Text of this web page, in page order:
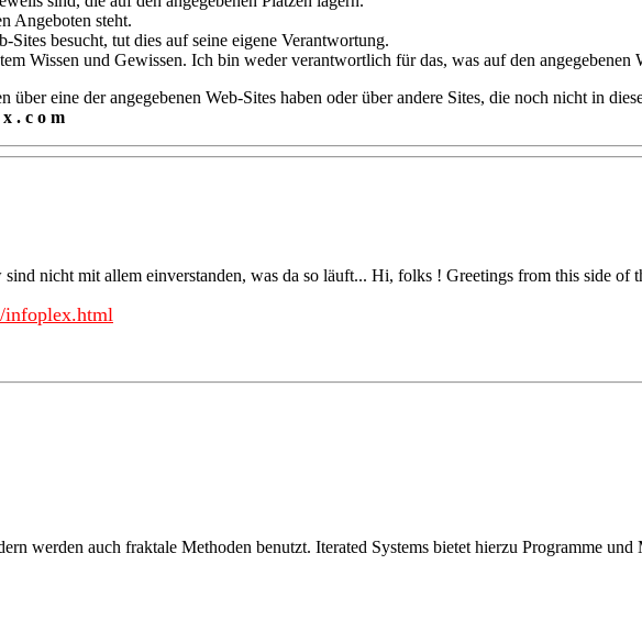
Angeboten steht.
Sites besucht, tut dies auf seine eigene Verantwortung.
Wissen und Gewissen. Ich bin weder verantwortlich für das, was auf den
eine der angegebenen Web-Sites haben oder über andere Sites, die noch nicht in
. c o m
nicht mit allem einverstanden, was da so läuft... Hi, folks ! Greetings from this side of
infoplex.html
werden auch fraktale Methoden benutzt. Iterated Systems bietet hierzu Programme und